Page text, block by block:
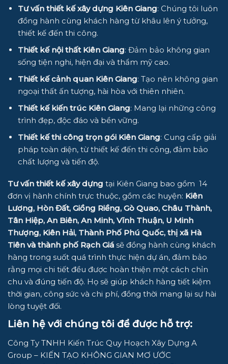
Tư vấn thiết kế xây dựng Kiên Giang: Chúng tôi luôn
đồng hành cùng khách hàng từ khâu lên ý tưởng,
thiết kế đến thi công.
Thiết kế nội thất Kiên Giang: Đảm bảo không gian
sống tiện nghi, hiện đại và thẩm mỹ cao.
Thiết kế cảnh quan Kiên Giang: Tạo nên không gian
ngoại thất ấn tượng, hài hòa với thiên nhiên.
Thiết kế kiến trúc Kiên Giang: Mang lại những công
trình đẹp, độc đáo và bền vững.
Thiết kế thi công trọn gói Kiên Giang: Cung cấp giải
pháp toàn diện, từ thiết kế đến thi công, đảm bảo
chất lượng và tiến độ.
Tư vấn thiết kế xây dựng tại Kiên Giang bao gồm 14
đơn vị hành chính trực thuộc, gồm các huyện: Kiên
Lương, Hòn Đất, Giồng Riềng, Gò Quao, Châu Thành,
Tân Hiệp, An Biên, An Minh, Vĩnh Thuận, U Minh
Thượng, Kiên Hải, Thành Phố Phú Quốc, thị xã Hà
Tiên và thành phố Rạch Giá sẽ đồng hành cùng khách
hàng trong suốt quá trình thực hiện dự án, đảm bảo
rằng mọi chi tiết đều được hoàn thiện một cách chỉn
chu và đúng tiến độ. Họ sẽ giúp khách hàng tiết kiệm
thời gian, công sức và chi phí, đồng thời mang lại sự hài
lòng tuyệt đối.
Liên hệ với chúng tôi để được hỗ trợ:
Công Ty TNHH Kiến Trúc Quy Hoạch Xây Dựng A
Group – KIẾN TẠO KHÔNG GIAN MƠ ƯỚC